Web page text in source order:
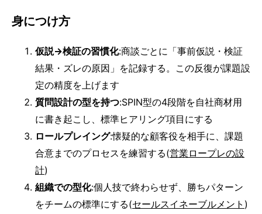
身につけ方
仮説→検証の習慣化:商談ごとに「事前仮説・検証
結果・ズレの原因」を記録する。この反復が課題設
定の精度を上げます
質問設計の型を持つ:SPIN型の4段階を自社商材用
に書き起こし、標準ヒアリング項目にする
ロールプレイング:懐疑的な顧客役を相手に、課題
合意までのプロセスを練習する(営業ロープレの設
計)
組織での型化:個人技で終わらせず、勝ちパターン
をチームの標準にする(セールスイネーブルメント )